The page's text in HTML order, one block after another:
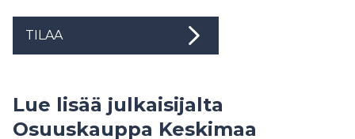
TILAA
Lue lisää julkaisijalta
Osuuskauppa Keskimaa